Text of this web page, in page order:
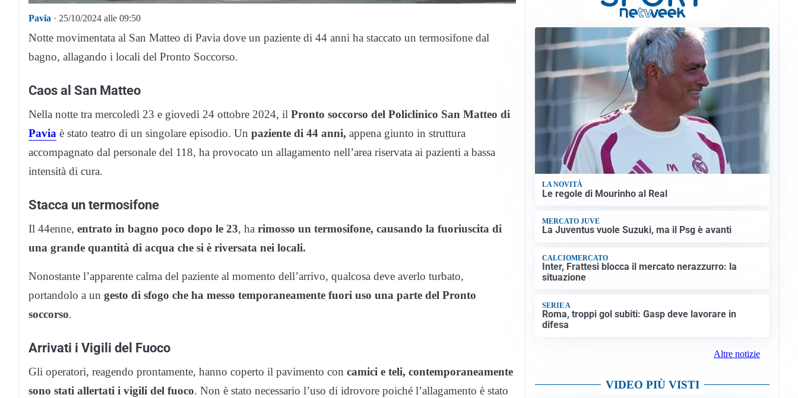
Pavia · 25/10/2024 alle 09:50
Notte movimentata al San Matteo di Pavia dove un paziente di 44 anni ha staccato un termosifone dal
bagno, allagando i locali del Pronto Soccorso.
Caos al San Matteo
Nella notte tra mercoledì 23 e giovedì 24 ottobre 2024, il Pronto soccorso del Policlinico San Matteo di
Pavia è stato teatro di un singolare episodio. Un paziente di 44 anni, appena giunto in struttura
accompagnato dal personale del 118, ha provocato un allagamento nell’area riservata ai pazienti a bassa
intensità di cura.
Stacca un termosifone
Il 44enne, entrato in bagno poco dopo le 23, ha rimosso un termosifone, causando la fuoriuscita di
una grande quantità di acqua che si è riversata nei locali.
Nonostante l’apparente calma del paziente al momento dell’arrivo, qualcosa deve averlo turbato,
portandolo a un gesto di sfogo che ha messo temporaneamente fuori uso una parte del Pronto
soccorso.
Arrivati i Vigili del Fuoco
Gli operatori, reagendo prontamente, hanno coperto il pavimento con camici e teli, contemporaneamente
sono stati allertati i vigili del fuoco. Non è stato necessario l’uso di idrovore poiché l’allagamento è stato
LA NOVITÀ
Le regole di Mourinho al Real
MERCATO JUVE
La Juventus vuole Suzuki, ma il Psg è avanti
CALCIOMERCATO
Inter, Frattesi blocca il mercato nerazzurro: la
situazione
SERIE A
Roma, troppi gol subiti: Gasp deve lavorare in
difesa
Altre notizie
VIDEO PIÙ VISTI